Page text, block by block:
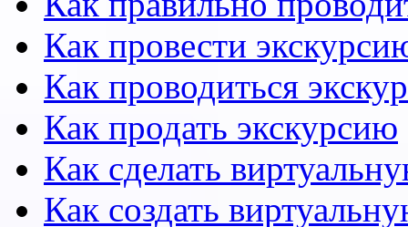
Как провести
Как проводиться
Как продать экскурсию
Как сделать
Как создать